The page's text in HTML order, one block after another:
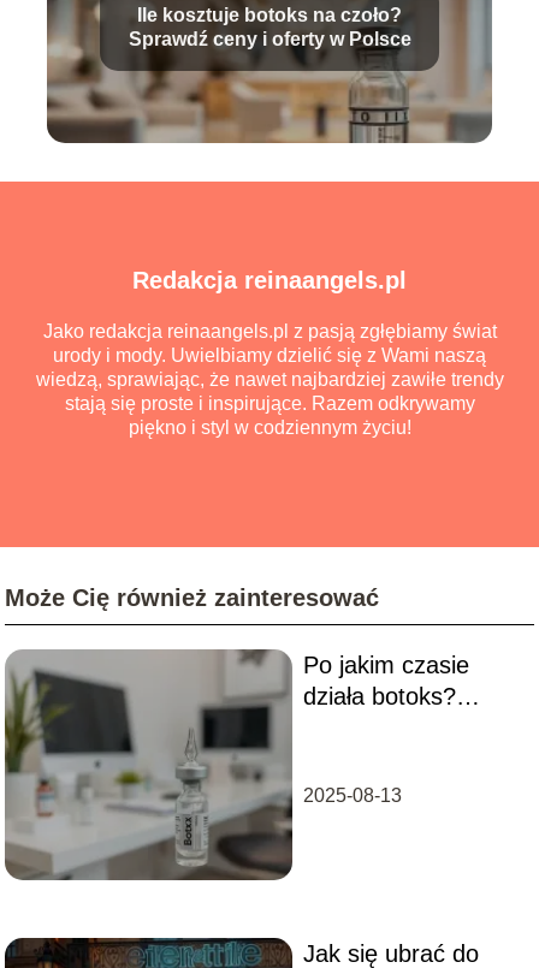
Ile kosztuje botoks na czoło?
Sprawdź ceny i oferty w Polsce
Redakcja reinaangels.pl
Jako redakcja reinaangels.pl z pasją zgłębiamy świat
urody i mody. Uwielbiamy dzielić się z Wami naszą
wiedzą, sprawiając, że nawet najbardziej zawiłe trendy
stają się proste i inspirujące. Razem odkrywamy
piękno i styl w codziennym życiu!
Może Cię również zainteresować
Po jakim czasie
działa botoks?
2025-08-13
Jak się ubrać do